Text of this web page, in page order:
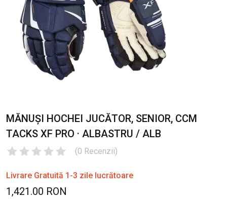
MĂNUȘI HOCHEI JUCĂTOR, SENIOR, CCM
TACKS XF PRO · ALBASTRU / ALB
(0 Recenzii)
Livrare Gratuită 1-3 zile lucrătoare
1,421.00 RON